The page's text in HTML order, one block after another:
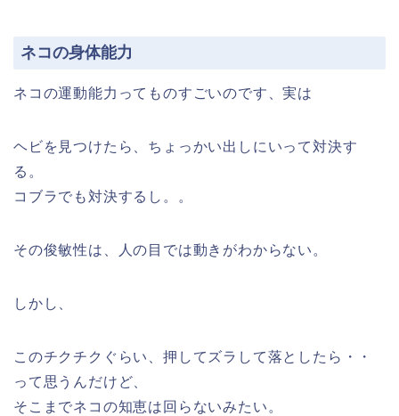
ネコの身体能力
ネコの運動能力ってものすごいのです、実は
ヘビを見つけたら、ちょっかい出しにいって対決す
る。
コブラでも対決するし。。
その俊敏性は、人の目では動きがわからない。
しかし、
このチクチクぐらい、押してズラして落としたら・・
って思うんだけど、
そこまでネコの知恵は回らないみたい。